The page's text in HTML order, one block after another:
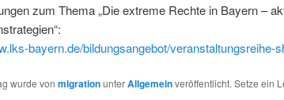
zum Thema „Die extreme Rechte in Bayern –
bayern.de/bildungsangebot/veranstaltungsreihe-
wurde von migrationunterAllgemeinveröffentlicht. Setze ein